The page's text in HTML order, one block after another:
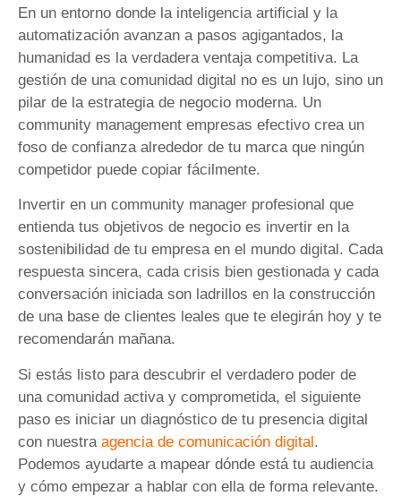
En un entorno donde la inteligencia artificial y la
automatización avanzan a pasos agigantados, la
humanidad es la verdadera ventaja competitiva. La
gestión de una comunidad digital no es un lujo, sino un
pilar de la estrategia de negocio moderna. Un
community management empresas efectivo crea un
foso de confianza alrededor de tu marca que ningún
competidor puede copiar fácilmente.
Invertir en un community manager profesional que
entienda tus objetivos de negocio es invertir en la
sostenibilidad de tu empresa en el mundo digital. Cada
respuesta sincera, cada crisis bien gestionada y cada
conversación iniciada son ladrillos en la construcción
de una base de clientes leales que te elegirán hoy y te
recomendarán mañana.
Si estás listo para descubrir el verdadero poder de
una comunidad activa y comprometida, el siguiente
paso es iniciar un diagnóstico de tu presencia digital
con nuestra agencia de comunicación digital.
Podemos ayudarte a mapear dónde está tu audiencia
y cómo empezar a hablar con ella de forma relevante.